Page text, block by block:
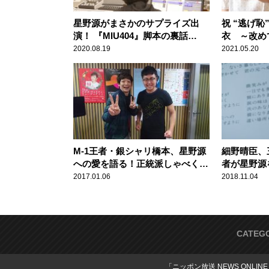
星野源がまさかのサプライズ出
演！ 『MIU404』脚本の裏話
に“大の星野ファン”銀シャリ橋本
が歓喜
2020.08.19
祝 “逃げ恥
衣 ～改め
2021.05.20
M-1王者・銀シャリ橋本、星野源
への愛を語る！正統派しゃべくり
漫才も披露！
2017.01.06
細野晴臣
者が星野源
2018.11.04
「ニッポン放送 NEWS